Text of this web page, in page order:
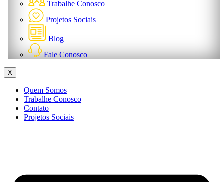
Trabalhe Conosco
Projetos Sociais
Blog
Fale Conosco
X
Quem Somos
Trabalhe Conosco
Contato
Projetos Sociais